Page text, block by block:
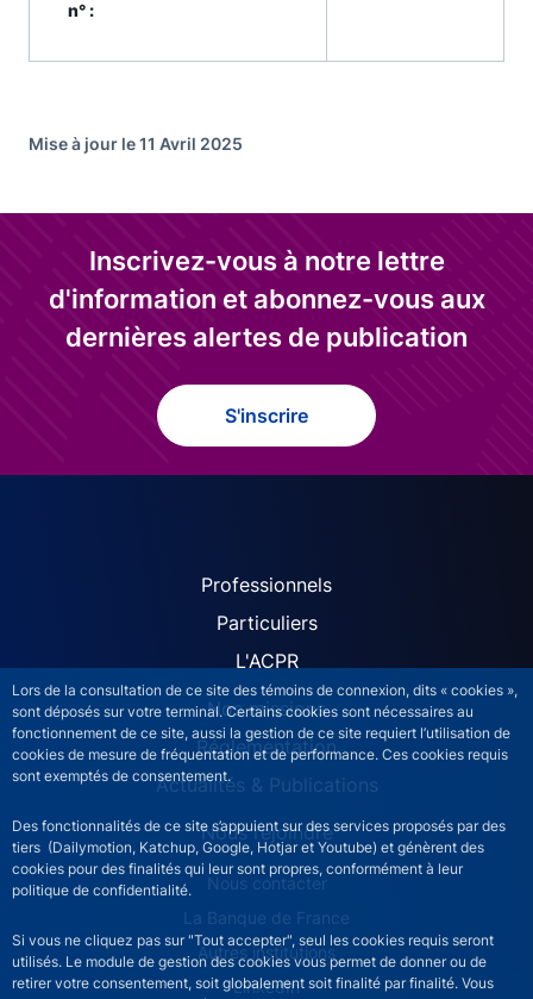
Lors de la consultation de ce site des témoins de connexion, dits « cookies »,
sont déposés sur votre terminal. Certains cookies sont nécessaires au
fonctionnement de ce site, aussi la gestion de ce site requiert l’utilisation de
cookies de mesure de fréquentation et de performance. Ces cookies requis
sont exemptés de consentement.
Des fonctionnalités de ce site s’appuient sur des services proposés par des
tiers (Dailymotion, Katchup, Google, Hotjar et Youtube) et génèrent des
cookies pour des finalités qui leur sont propres, conformément à leur
politique de confidentialité.
Si vous ne cliquez pas sur "Tout accepter", seul les cookies requis seront
utilisés. Le module de gestion des cookies vous permet de donner ou de
retirer votre consentement, soit globalement soit finalité par finalité. Vous
n° :
Mise à jour le 11 Avril 2025
Inscrivez-vous à notre lettre
d'information et abonnez-vous aux
dernières alertes de publication
S'inscrire
ACPR site navigation
Professionnels
Particuliers
L'ACPR
Nos missions
Réglementation
Actualités & Publications
Nous rejoindre
ACPR footer secondary menu (French)
Nous contacter
La Banque de France
Autres institutions
LinkedIn